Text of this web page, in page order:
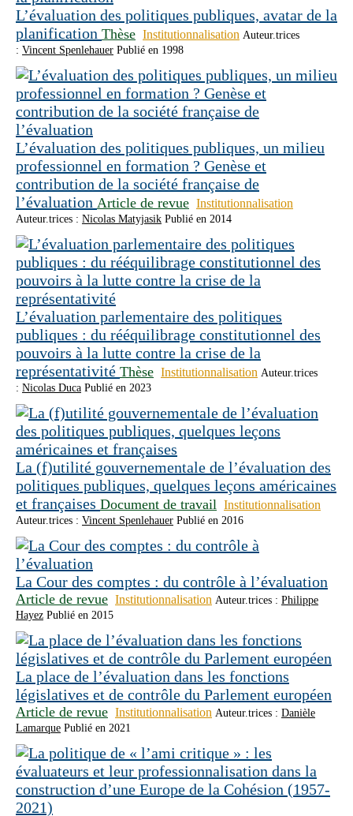
L’évaluation des politiques publiques, avatar de la
planification Thèse Institutionnalisation Auteur.trices
: Vincent Spenlehauer Publié en 1998
L’évaluation des politiques publiques, un milieu
professionnel en formation ? Genèse et
contribution de la société française de
l’évaluation Article de revue Institutionnalisation
Auteur.trices : Nicolas Matyjasik Publié en 2014
L’évaluation parlementaire des politiques
publiques : du rééquilibrage constitutionnel des
pouvoirs à la lutte contre la crise de la
représentativité Thèse Institutionnalisation Auteur.trices
: Nicolas Duca Publié en 2023
La (f)utilité gouvernementale de l’évaluation des
politiques publiques, quelques leçons américaines
et françaises Document de travail Institutionnalisation
Auteur.trices : Vincent Spenlehauer Publié en 2016
La Cour des comptes : du contrôle à l’évaluation
Article de revue Institutionnalisation Auteur.trices : Philippe
Hayez Publié en 2015
La place de l’évaluation dans les fonctions
législatives et de contrôle du Parlement européen
Article de revue Institutionnalisation Auteur.trices : Danièle
Lamarque Publié en 2021